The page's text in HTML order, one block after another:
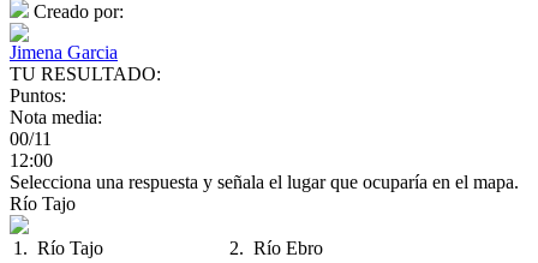
Creado por:
Jimena Garcia
TU RESULTADO:
Puntos:
Nota media:
00/11
12:00
Selecciona una respuesta y señala el lugar que ocuparía en el mapa.
Río Tajo
1. Río Tajo
2. Río Ebro